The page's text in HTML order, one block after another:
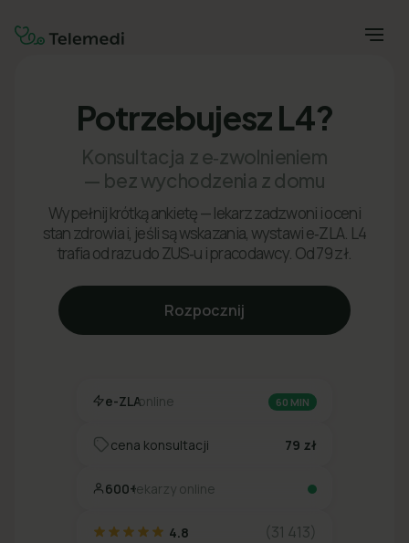
Potrzebujesz L4?
Konsultacja z e‑zwolnieniem
— bez wychodzenia z domu
Wypełnij krótką ankietę — lekarz zadzwoni i oceni
stan zdrowia i, jeśli są wskazania, wystawi e‑ZLA. L4
trafia od razu do ZUS‑u i pracodawcy. Od 79 zł.
Rozpocznij
e-ZLAonline 60 MIN
cena konsultacji 79 zł
600+lekarzy online
4.8 (31 413)